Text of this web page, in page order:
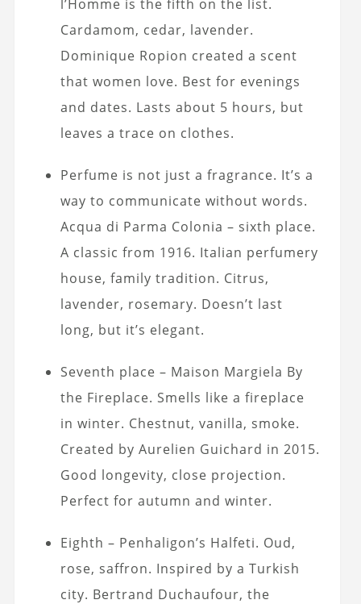
l’Homme is the fifth on the list.
Cardamom, cedar, lavender.
Dominique Ropion created a scent
that women love. Best for evenings
and dates. Lasts about 5 hours, but
leaves a trace on clothes.
Perfume is not just a fragrance. It’s a
way to communicate without words.
Acqua di Parma Colonia – sixth place.
A classic from 1916. Italian perfumery
house, family tradition. Citrus,
lavender, rosemary. Doesn’t last
long, but it’s elegant.
Seventh place – Maison Margiela By
the Fireplace. Smells like a fireplace
in winter. Chestnut, vanilla, smoke.
Created by Aurelien Guichard in 2015.
Good longevity, close projection.
Perfect for autumn and winter.
Eighth – Penhaligon’s Halfeti. Oud,
rose, saffron. Inspired by a Turkish
city. Bertrand Duchaufour, the